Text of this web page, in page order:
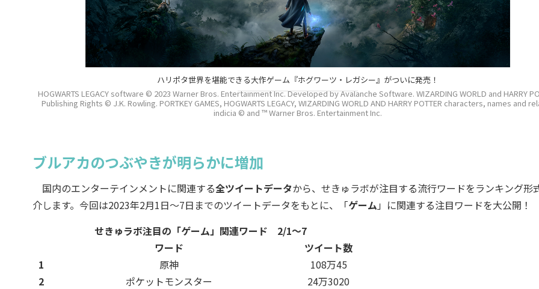
ハリポタ世界を堪能できる大作ゲーム『ホグワーツ・レガシー』がついに発売！
HOGWARTS LEGACY software © 2023 Warner Bros. Entertainment Inc. Developed by Avalanche Software. WIZARDING WORLD and HARRY
Publishing Rights © J.K. Rowling. PORTKEY GAMES, HOGWARTS LEGACY, WIZARDING WORLD AND HARRY POTTER characters, names and
indicia © and ™ Warner Bros. Entertainment Inc.
ブルアカのつぶやきが明らかに増加
国内のエンターテインメントに関連する全ツイートデータから、せきゅラボが注目する流行ワードをランキング形
介します。今回は2023年2月1日～7日までのツイートデータをもとに、「ゲーム 」に関連する注目ワードを大公開！
せきゅラボ注目の「ゲーム」関連ワード 2/1～7
ワード
ツイート数
1
原神
108万45
2
ポケットモンスター
24万3020